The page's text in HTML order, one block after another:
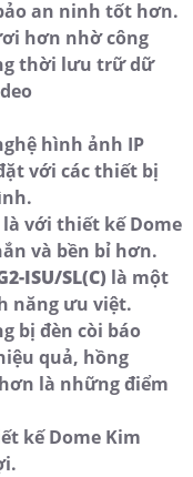
an ninh tốt hơn.
hơn nhờ công
thời lưu trữ dữ
hình ảnh IP
với các thiết bị
với thiết kế Dome
và bền bỉ hơn.
ISU/SL(C) là một
năng ưu việt.
bị đèn còi báo
quả, hồng
là những điểm
kế Dome Kim